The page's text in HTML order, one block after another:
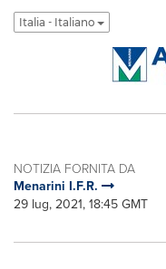
Italia - Italiano
NOTIZIA FORNITA DA
Menarini I.F.R.
29 lug, 2021, 18:45 GMT